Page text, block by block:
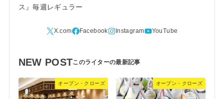
ス』毎週レギュラー
NEW POST
オープン・クローズ オープン・クローズ